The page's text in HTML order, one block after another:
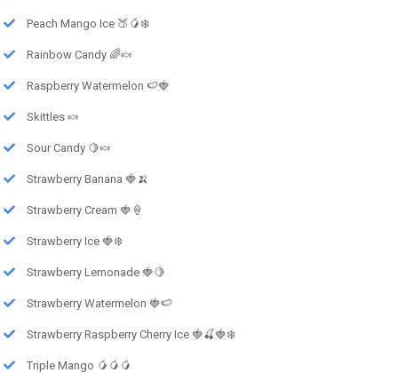
Peach Mango Ice 🍑🥭❄️
Rainbow Candy 🌈🍬
Raspberry Watermelon 🍉🍓
Skittles 🍬
Sour Candy 🍋🍬
Strawberry Banana 🍓🍌
Strawberry Cream 🍓🍦
Strawberry Ice 🍓❄️
Strawberry Lemonade 🍓🍋
Strawberry Watermelon 🍓🍉
Strawberry Raspberry Cherry Ice 🍓🍒🍓❄️
Triple Mango 🥭🥭🥭